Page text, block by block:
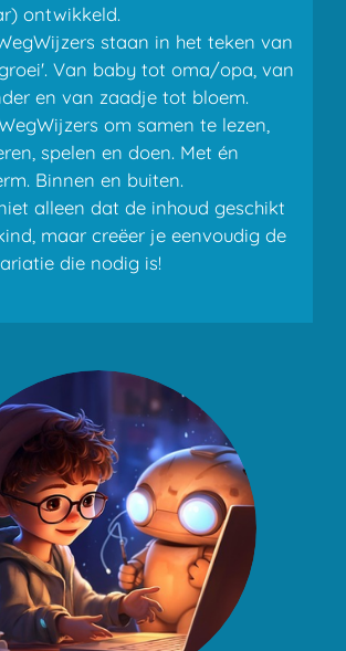
ontwikkeld.
staan in het teken van
Van baby tot oma/opa, van
en van zaadje tot bloem.
om samen te lezen,
spelen en doen. Met én
Binnen en buiten.
alleen dat de inhoud geschikt
maar creëer je eenvoudig de
die nodig is!